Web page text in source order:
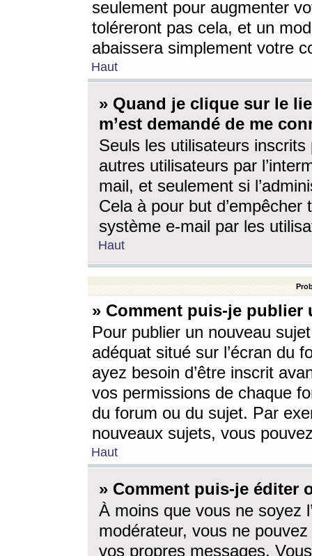
seulement pour augmenter
toléreront pas cela, et un
abaissera simplement votre
Haut
» Quand je clique sur le
m’est demandé de me
Seuls les utilisateurs
autres utilisateurs par
mail, et seulement si
Cela à pour but
système e-mail par les
Haut
» Comment puis-je
Pour publier un nouveau
adéquat situé sur l’écran du
ayez besoin d’être inscrit
vos permissions de chaque
du forum ou du sujet. Par
nouveaux sujets, vous
Haut
» Comment puis-je éditer
À moins que vous ne soyez
modérateur, vous ne
vos propres messages.